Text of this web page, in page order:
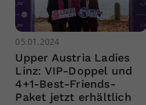
05.01.2024
Upper Austria Ladies
Linz: VIP-Doppel und
4+1-Best-Friends-
Paket jetzt erhältlich